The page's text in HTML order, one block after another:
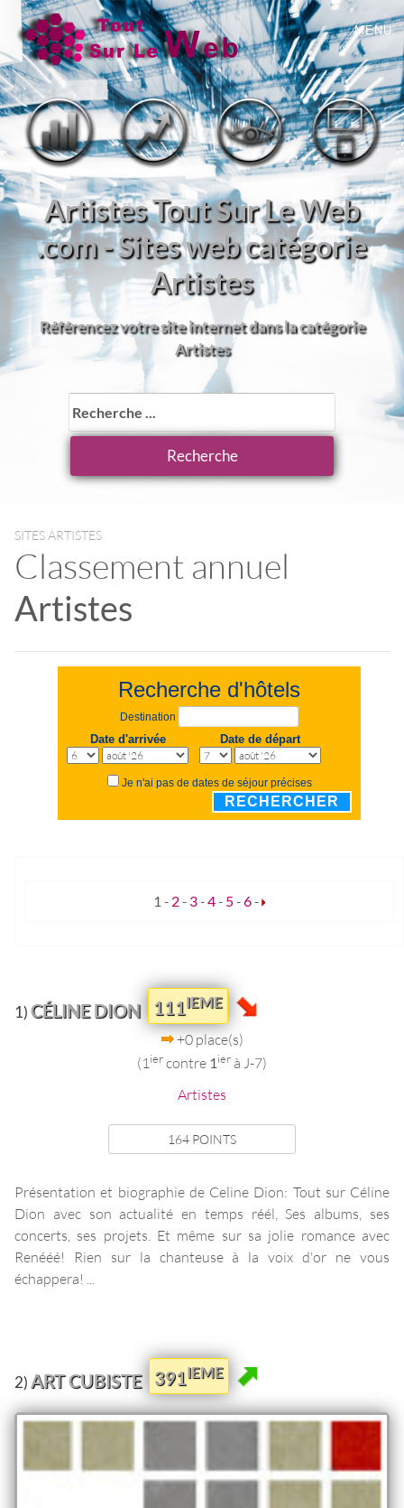
MENU
Artistes Tout Sur Le Web
.com - Sites web catégorie
Artistes
Référencez votre site internet dans la catégorie
Artistes
SITES ARTISTES
Classement annuel
Artistes
Recherche d'hôtels
Destination
Date d'arrivée Date de départ
Je n'ai pas de dates de séjour précises
RECHERCHER
1 - 2- 3-4- 5-6-
1)CÉLINE DION 111IEME
+0 place(s)
(1 iercontre 1ier à J-7)
Artistes
164 POINTS
Présentation et biographie de Celine Dion: Tout sur Céline
Dion avec son actualité en temps réél, Ses albums, ses
concerts, ses projets. Et même sur sa jolie romance avec
Renééé! Rien sur la chanteuse à la voix d'or ne vous
échappera! ...
2) ART CUBISTE 391IEME